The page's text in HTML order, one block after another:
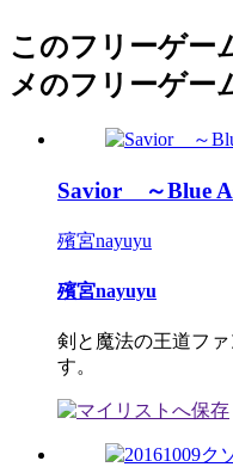
このフリーゲー
メのフリーゲー
Savior ～Blue
殯宮nayuyu
殯宮nayuyu
剣と魔法の王道フ
す。